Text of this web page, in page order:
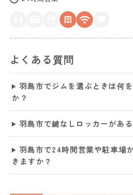
よくある質問
羽島市でジムを選ぶときは何
か？
羽島市で鍵なしロッカーがあ
羽島市で24時間営業や駐車場
きますか？